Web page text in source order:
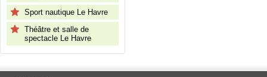
Sport nautique Le Havre
Théâtre et salle de
spectacle Le Havre